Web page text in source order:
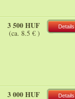
3 500 HUF
(ca. 8.5 € )
Details
3 000 HUF Details